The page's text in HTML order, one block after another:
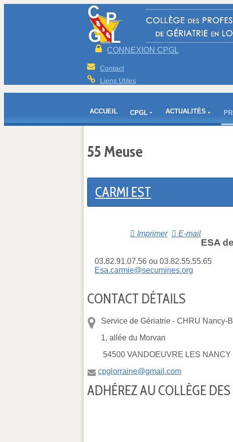
CONNEXION CPGL
Contact
Liens Utiles
ACCUEIL CPGL ACTUALITÉS
55 Meuse
CARMI EST
Imprimer
E-mail
ESA
03.82.91.07.56 ou 03.82.55.55.65
Esa.carmie@secumines.org
CONTACT DÉTAILS
Service de Gériatrie - CHRU Nancy-
1, allée du Morvan
54500 VANDOEUVRE LES NANCY
cpglorraine@gmail.com
ADHÉREZ AU COLLÈGE